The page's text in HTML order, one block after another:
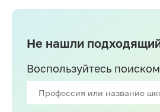
Не нашли
Воспользуйтесь поиском